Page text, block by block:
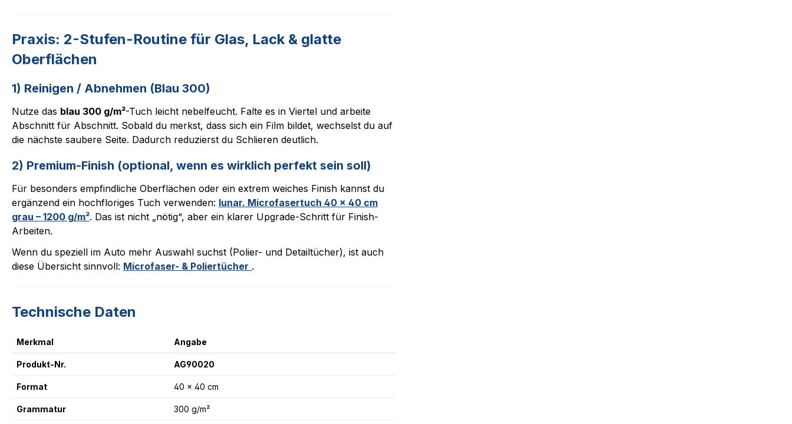
Praxis: 2-Stufen-Routine für Glas, Lack & glatte
Oberflächen
1) Reinigen / Abnehmen (Blau 300)
Nutze das blau 300 g/m²-Tuch leicht nebelfeucht. Falte es in Viertel und arbeite
Abschnitt für Abschnitt. Sobald du merkst, dass sich ein Film bildet, wechselst du auf
die nächste saubere Seite. Dadurch reduzierst du Schlieren deutlich.
2) Premium-Finish (optional, wenn es wirklich perfekt sein soll)
Für besonders empfindliche Oberflächen oder ein extrem weiches Finish kannst du
ergänzend ein hochfloriges Tuch verwenden: lunar. Microfasertuch 40 x 40 cm
grau – 1200 g/m². Das ist nicht „nötig“, aber ein klarer Upgrade-Schritt für Finish-
Arbeiten.
Wenn du speziell im Auto mehr Auswahl suchst (Polier- und Detailtücher), ist auch
diese Übersicht sinnvoll: Microfaser- & Poliertücher .
Technische Daten
Merkmal Angabe
Produkt-Nr. AG90020
Format 40 x 40 cm
Grammatur 300 g/m²